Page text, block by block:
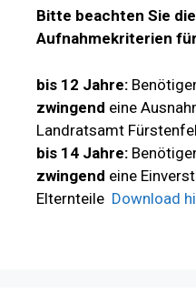
Bitte beachten Sie
Aufnahmekriterien
bis 12 Jahre:
zwingend eine
Landratsamt
bis 14 Jahre:
zwingend eine
Elternteile Download